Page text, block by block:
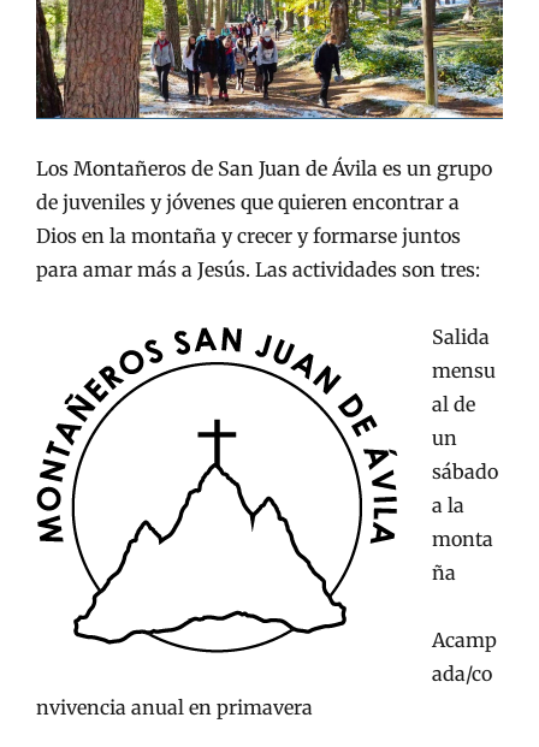
Los Montañeros de San Juan de Ávila es un grupo
de juveniles y jóvenes que quieren encontrar a
Dios en la montaña y crecer y formarse juntos
para amar más a Jesús. Las actividades son tres:
Salida
mensu
al de
un
sábado
a la
monta
ña
Acamp
ada/co
nvivencia anual en primavera